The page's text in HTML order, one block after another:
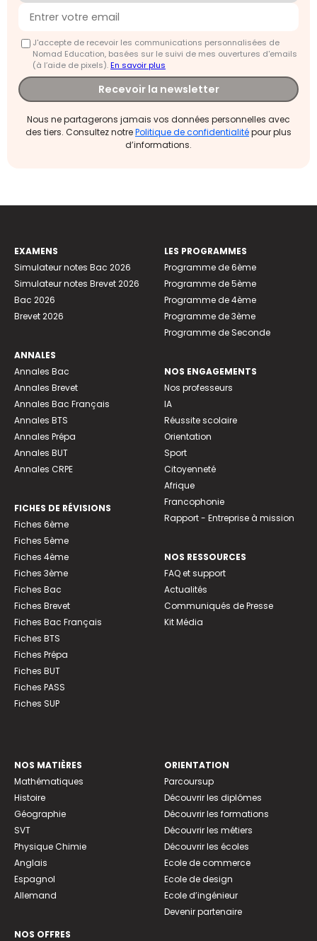
J'accepte de recevoir les communications personnalisées de
Nomad Education, basées sur le suivi de mes ouvertures d'emails
(à l’aide de pixels).En savoir plus
Recevoir la newsletter
Nous ne partagerons jamais vos données personnelles avec
des tiers. Consultez notrePolitique de confidentialitépour plus
d’informations.
EXAMENS
Simulateur notes Bac 2026
Simulateur notes Brevet 2026
Bac 2026
Brevet 2026
ANNALES
Annales Bac
Annales Brevet
Annales Bac Français
Annales BTS
Annales Prépa
Annales BUT
Annales CRPE
FICHES DE RÉVISIONS
Fiches 6ème
Fiches 5ème
Fiches 4ème
Fiches 3ème
Fiches Bac
Fiches Brevet
Fiches Bac Français
Fiches BTS
Fiches Prépa
Fiches BUT
Fiches PASS
Fiches SUP
LES PROGRAMMES
Programme de 6ème
Programme de 5ème
Programme de 4ème
Programme de 3ème
Programme de Seconde
NOS ENGAGEMENTS
Nos professeurs
IA
Réussite scolaire
Orientation
Sport
Citoyenneté
Afrique
Francophonie
Rapport - Entreprise à mission
NOS RESSOURCES
FAQ et support
Actualités
Communiqués de Presse
Kit Média
NOS MATIÈRES
Mathématiques
Histoire
Géographie
SVT
Physique Chimie
Anglais
Espagnol
Allemand
NOS OFFRES
ORIENTATION
Parcoursup
Découvrir les diplômes
Découvrir les formations
Découvrir les métiers
Découvrir les écoles
Ecole de commerce
Ecole de design
Ecole d’ingénieur
Devenir partenaire